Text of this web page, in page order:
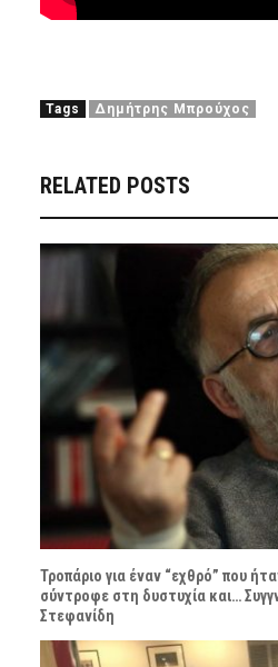
Tags Δημήτρης Μπρούχος
RELATED POSTS
Τροπάριο για έναν “εχθρό” που
σύντροφε στη δυστυχία και…
Στεφανίδη